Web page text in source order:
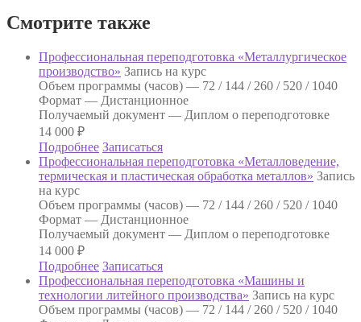
Смотрите также
Профессиональная переподготовка «Металлургическое
производство» Запись на курс
Объем программы (часов) — 72 / 144 / 260 / 520 / 1040
Формат — Дистанционное
Получаемый документ — Диплом о переподготовке
14 000 ₽
Подробнее Записаться
Профессиональная переподготовка «Металловедение,
термическая и пластическая обработка металлов» Запись
на курс
Объем программы (часов) — 72 / 144 / 260 / 520 / 1040
Формат — Дистанционное
Получаемый документ — Диплом о переподготовке
14 000 ₽
Подробнее Записаться
Профессиональная переподготовка «Машины и
технологии литейного производства» Запись на курс
Объем программы (часов) — 72 / 144 / 260 / 520 / 1040